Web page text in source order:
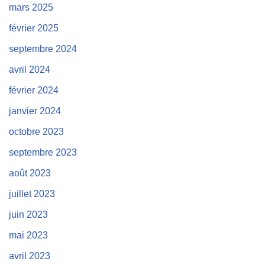
mars 2025
février 2025
septembre 2024
avril 2024
février 2024
janvier 2024
octobre 2023
septembre 2023
août 2023
juillet 2023
juin 2023
mai 2023
avril 2023